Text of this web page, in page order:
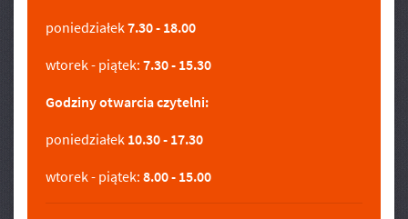
poniedziałek7.30 - 18.00
wtorek - piątek: 7.30 - 15.30
Godziny otwarcia czytelni:
poniedziałek 10.30 - 17.30
wtorek - piątek: 8.00 - 15.00